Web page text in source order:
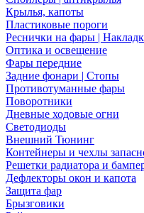
Крылья, капоты
Пластиковые пороги
Реснички на фары |
Оптика и освещение
Фары передние
Задние фонари | Стопы
Противотуманные фары
Поворотники
Дневные ходовые огни
Светодиоды
Внешний Тюнинг
Контейнеры и чехлы
Решетки радиатора и
Дефлекторы окон и капота
Защита фар
Брызговики